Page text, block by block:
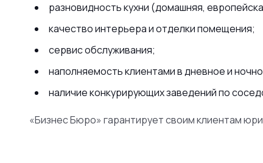
разновидность кухни (домашняя,
качество интерьера и отделки помещения;
сервис обслуживания;
наполняемость клиентами в дневное и
наличие конкурирующих заведений по
«Бизнес Бюро» гарантирует своим клиентам